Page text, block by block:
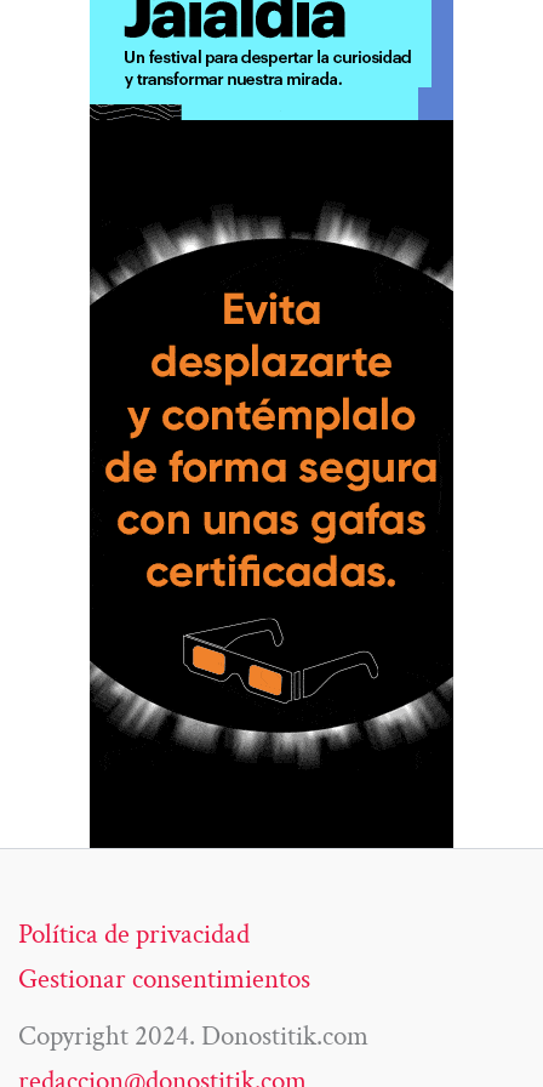
Política de privacidad
Gestionar consentimientos
Copyright 2024. Donostitik.com